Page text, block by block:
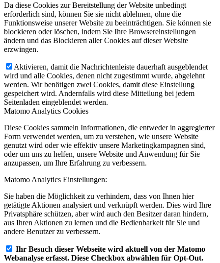
Da diese Cookies zur Bereitstellung der Website unbedingt
erforderlich sind, können Sie sie nicht ablehnen, ohne die
Funktionsweise unserer Website zu beeinträchtigen. Sie können sie
blockieren oder löschen, indem Sie Ihre Browsereinstellungen
ändern und das Blockieren aller Cookies auf dieser Website
erzwingen.
Aktivieren, damit die Nachrichtenleiste dauerhaft ausgeblendet
wird und alle Cookies, denen nicht zugestimmt wurde, abgelehnt
werden. Wir benötigen zwei Cookies, damit diese Einstellung
gespeichert wird. Andernfalls wird diese Mitteilung bei jedem
Seitenladen eingeblendet werden.
Matomo Analytics Cookies
Diese Cookies sammeln Informationen, die entweder in aggregierter
Form verwendet werden, um zu verstehen, wie unsere Website
genutzt wird oder wie effektiv unsere Marketingkampagnen sind,
oder um uns zu helfen, unsere Website und Anwendung für Sie
anzupassen, um Ihre Erfahrung zu verbessern.
Matomo Analytics Einstellungen:
Sie haben die Möglichkeit zu verhindern, dass von Ihnen hier
getätigte Aktionen analysiert und verknüpft werden. Dies wird Ihre
Privatsphäre schützen, aber wird auch den Besitzer daran hindern,
aus Ihren Aktionen zu lernen und die Bedienbarkeit für Sie und
andere Benutzer zu verbessern.
Ihr Besuch dieser Webseite wird aktuell von der Matomo
Webanalyse erfasst. Diese Checkbox abwählen für Opt-Out.